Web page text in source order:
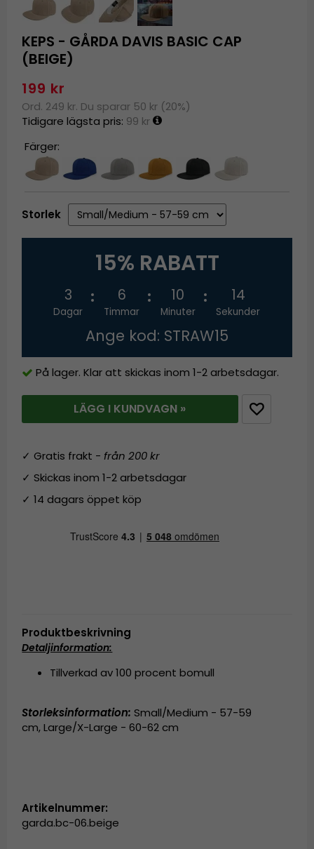
KEPS - GÅRDA DAVIS BASIC CAP
(BEIGE)
199 kr
Ord. 249 kr. Du sparar 50 kr (20%)
Tidigare lägsta pris: 99 kr
Färger:
Storlek
15% RABATT
3
Dagar
6
Timmar
10
Minuter
14
Sekunder
Ange kod: STRAW15
På lager. Klar att skickas inom 1-2 arbetsdagar.
LÄGG I KUNDVAGN »
✓ Gratis frakt -från 200 kr
✓ Skickas inom 1-2 arbetsdagar
✓ 14 dagars öppet köp
Produktbeskrivning
Detaljinformation:
Tillverkad av 100 procent bomull
Storleksinformation: Small/Medium - 57-59
cm, Large/X-Large - 60-62 cm
Artikelnummer:
garda.bc-06.beige